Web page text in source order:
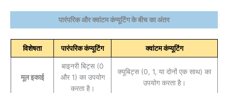
पारंपरिक और क्वांटम कंप्यूटिंग के बीच का अंतर
विशेषता पारंपरिक कंप्यूटिंग क्वांटम कंप्यूटिंग
मूल इकाई
बाइनरी बिट्स (0
और 1) का उपयोग
करता है।
क्यूबिट्स (0, 1, या दोनों एक साथ) का
उपयोग करता है।